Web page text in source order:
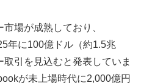
場が成熟しており、
年に100億ドル（約1.5兆
引を見込むと発表していま
が未上場時代に2,000億円